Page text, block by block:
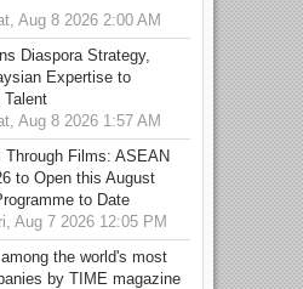
Aug 8 2026 2:00 AM
Diaspora Strategy,
Expertise to
Talent
Aug 8 2026 1:57 AM
Through Films: ASEAN
to Open this August
to Date
Aug 7 2026 12:05 PM
the world's most
by TIME magazine